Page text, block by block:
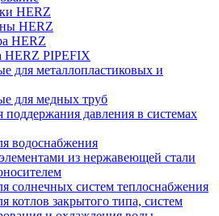
HERZ
HERZ
HERZ
HERZ PIPEFIX
для металлопластиковых и
для медных труб
давления в системах
водоснабжения
из нержавеющей стали
солнечных систем теплоснабжения
котлов закрытого типа, систем